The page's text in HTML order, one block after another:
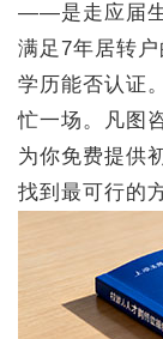
——是走应届生
满足7年居转
学历能否认证
忙一场。凡图
为你免费提供
找到最可行的